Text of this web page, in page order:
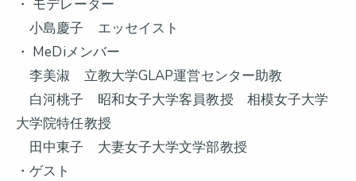
・ モデレーター
小島慶子 エッセイスト
・ MeDiメンバー
李美淑 立教大学GLAP運営センター助教
白河桃子 昭和女子大学客員教授 相模女子大学
大学院特任教授
田中東子 大妻女子大学文学部教授
・ゲスト